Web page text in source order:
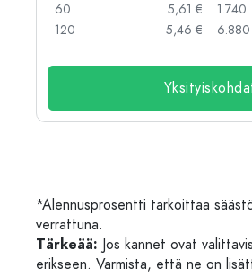
60
5,61 €
120
5,46 €
1.740
6.880
*Alennusprosentti tarkoittaa
verrattuna.
Tärkeää: Jos kannet ovat
erikseen. Varmista, että ne on